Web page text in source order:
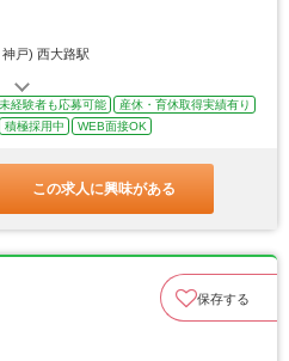
神戸) 西大路駅
未経験者も応募可能
産休・育休取得実績有り
積極採用中 WEB面接OK
この求人に興味がある
保存する